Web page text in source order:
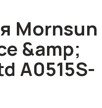
Mornsun
&amp;
A0515S-